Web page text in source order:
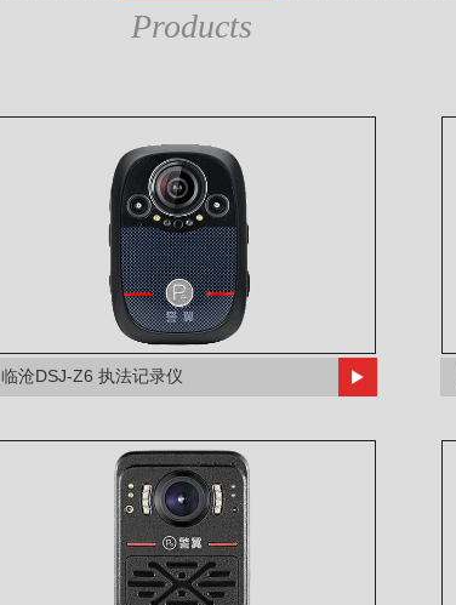
Products
临沧DSJ-Z6 执法记录仪